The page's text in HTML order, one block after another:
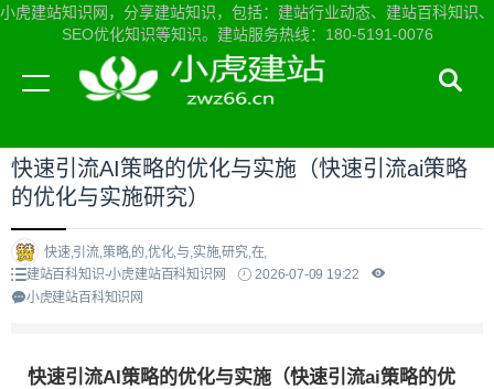
小虎建站知识网，分享建站知识，包括：建站行业动态、建站百科知识、
SEO优化知识等知识。建站服务热线：180-5191-0076
当前位置：小虎建站知识网首页>建站百科知识
快速引流AI策略的优化与实施（快速引流ai策略
的优化与实施研究）
快速,引流,策略,的,优化,与,实施,研究,在,
建站百科知识-小虎建站百科知识网
2026-07-09 19:22
小虎建站百科知识网
快速引流AI策略的优化与实施（快速引流ai策略的优